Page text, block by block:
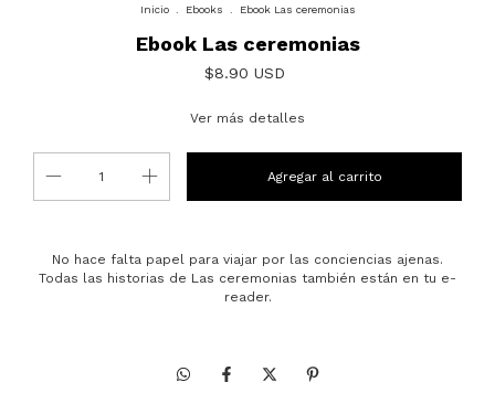
Inicio Ebooks Ebook Las ceremonias
Ebook Las ceremonias
$8.90 USD
Ver más detalles
No hace falta papel para viajar por las conciencias ajenas.
Todas las historias de Las ceremonias también están en tu e-
reader.